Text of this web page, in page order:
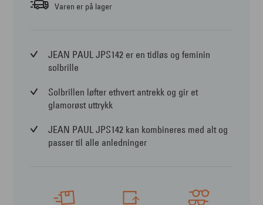
Varen er på lager
JEAN PAUL JPS142 er en tidløs og feminin
solbrille
Solbrillen løfter ethvert antrekk og gir et
glamorøst uttrykk
JEAN PAUL JPS142 kan kombineres med alt og
passer til alle anledninger